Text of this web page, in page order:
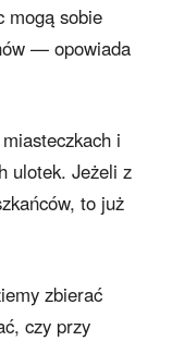
mogą sobie
— opowiada
i
ulotek. Jeżeli z
to już
zbierać
czy przy